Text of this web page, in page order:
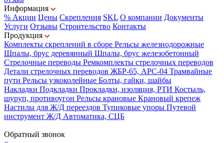
Информация
% Акции Цены Скрепления SKL О компании Документы
Услуги Отзывы Строительство Контакты
Продукция
Комплекты скреплений в сборе Рельсы железнодорожные
Шпалы, брус деревянный Шпалы, брус железобетонный
Стрелочные переводы Ремкомплекты стрелочных переводов
Детали стрелочных переводов ЖБР-65, АРС-04 Трамвайные
пути Рельсы узкоколейные Болты, гайки, шайбы
Накладки Подкладки Прокладки, изоляция, РТИ Костыль,
шуруп, противоугон Рельсы крановые Крановый крепеж
Настилы для Ж/Д переездов Тупиковые упоры Путевой
инструмент Ж/Д Автоматика, СЦБ
Обратный звонок